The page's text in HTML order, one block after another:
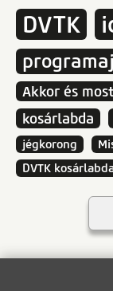
DVTK
Akkor és most
kosárlabda
jégkorong
DVTK